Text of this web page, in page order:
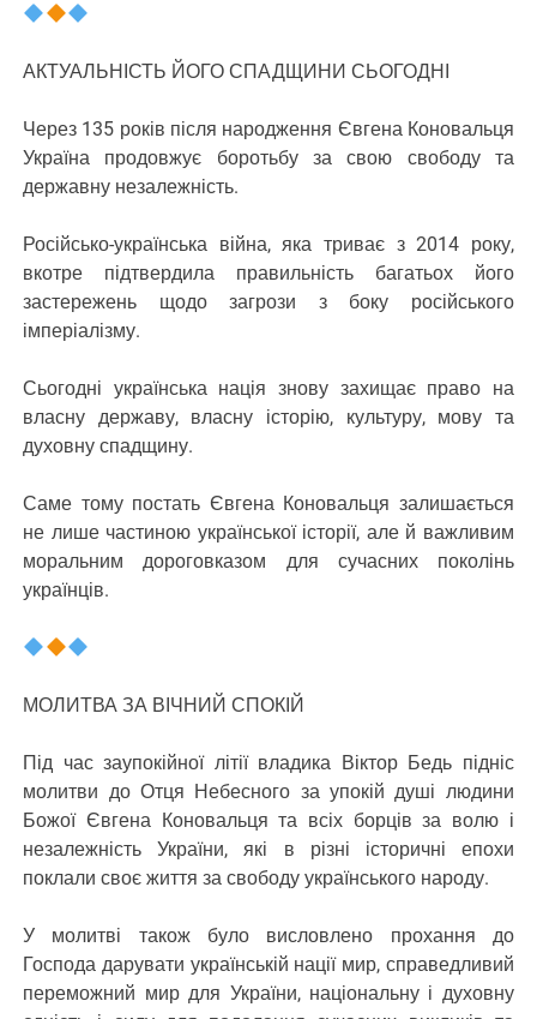
АКТУАЛЬНІСТЬ ЙОГО СПАДЩИНИ СЬОГОДНІ
Через 135 років після народження Євгена Коновальця
Україна продовжує боротьбу за свою свободу та
державну незалежність.
Російсько-українська війна, яка триває з 2014 року,
вкотре підтвердила правильність багатьох його
застережень щодо загрози з боку російського
імперіалізму.
Сьогодні українська нація знову захищає право на
власну державу, власну історію, культуру, мову та
духовну спадщину.
Саме тому постать Євгена Коновальця залишається
не лише частиною української історії, але й важливим
моральним дороговказом для сучасних поколінь
українців.
МОЛИТВА ЗА ВІЧНИЙ СПОКІЙ
Під час заупокійної літії владика Віктор Бедь підніс
молитви до Отця Небесного за упокій душі людини
Божої Євгена Коновальця та всіх борців за волю і
незалежність України, які в різні історичні епохи
поклали своє життя за свободу українського народу.
У молитві також було висловлено прохання до
Господа дарувати українській нації мир, справедливий
переможний мир для України, національну і духовну